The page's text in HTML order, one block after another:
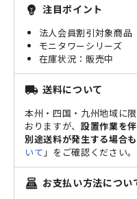
emoji_objects 注目ポイント
法人会員割引対象商品
モニタワーシリーズ
販売中
local_shipping 送料について
本州・四国・九州地域に
おりますが、 設置作業を
別途送料が発生する場合も
いて 」をご確認ください。
point_of_sale お支払い方法につい